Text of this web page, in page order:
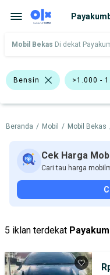
Mobil Bekas Di dekat
Bensin >1.000 -
Hatchback Sedan
Emas Abu-Abu
Hyundai Atoz
Harga Merek
Tipe Bodi Tipe
Beranda / Mobil / Mobil Bekas
Cek Harga
Cari tau harga
5 iklan terdekat